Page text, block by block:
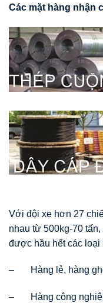
Các mặt hàng nhận
Với đội xe hơn 27
nhau từ 500kg-70
được hầu hết các loại
– Hàng lẻ, hàng
– Hàng công